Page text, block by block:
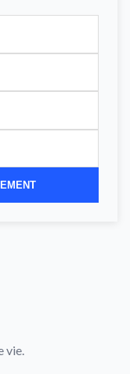
vie.